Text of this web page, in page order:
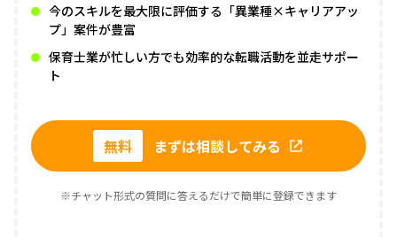
今のスキルを最大限に評価する「異業種×キャリアアッ
プ」案件が豊富
保育士業が忙しい方でも効率的な転職活動を並走サポー
ト
無料 まずは相談してみる
※チャット形式の質問に答えるだけで簡単に登録できます